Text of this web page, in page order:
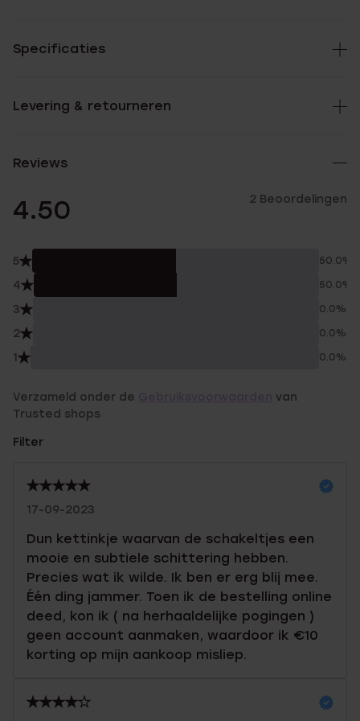
Specificaties
Levering & retourneren
Reviews
4.50 2 Beoordelingen
5 50.0%
4 50.0%
3 0.0%
2 0.0%
1 0.0%
Verzameld onder de
van
Trusted shops
Filter
17-09-2023
Dun kettinkje waarvan de schakeltjes een
mooie en subtiele schittering hebben.
Precies wat ik wilde. Ik ben er erg blij mee.
Één ding jammer. Toen ik de bestelling online
deed, kon ik ( na herhaaldelijke pogingen )
geen account aanmaken, waardoor ik €10
korting op mijn aankoop misliep.